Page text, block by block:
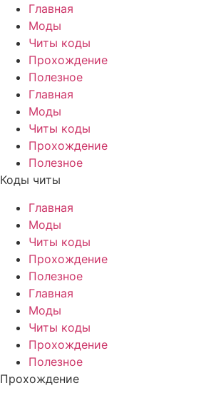
Главная
Моды
Читы коды
Прохождение
Полезное
Главная
Моды
Читы коды
Прохождение
Полезное
Коды читы
Главная
Моды
Читы коды
Прохождение
Полезное
Главная
Моды
Читы коды
Прохождение
Полезное
Прохождение